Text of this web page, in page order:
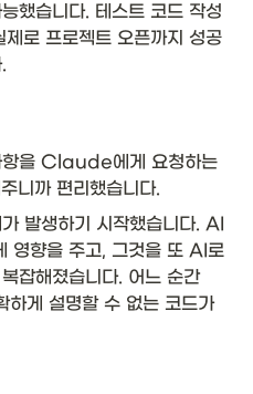
했습니다. 테스트 코드 작성
로 프로젝트 오픈까지 성공
항을 Claude에게 요청하는
니까 편리했습니다.
발생하기 시작했습니다. AI
영향을 주고, 그것을 또 AI로
잡해졌습니다. 어느 순간
하게 설명할 수 없는 코드가